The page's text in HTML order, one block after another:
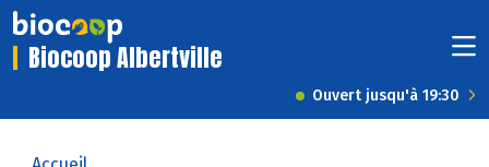
Biocoop Albertville
Ouvert jusqu'à 19:30